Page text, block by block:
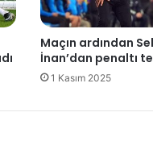
ı
n
e
z
a
Maçın ardından
İnan’dan penaltı
1 Kasım 2025